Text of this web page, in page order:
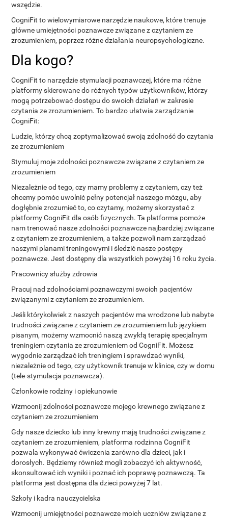
wszędzie.
CogniFit to wielowymiarowe narzędzie naukowe, które trenuje
główne umiejętności poznawcze związane z czytaniem ze
zrozumieniem, poprzez różne działania neuropsychologiczne.
Dla kogo?
CogniFit to narzędzie stymulacji poznawczej, które ma różne
platformy skierowane do różnych typów użytkowników, którzy
mogą potrzebować dostępu do swoich działań w zakresie
czytania ze zrozumieniem. To bardzo ułatwia zarządzanie
CogniFit:
Ludzie, którzy chcą zoptymalizować swoją zdolność do czytania
ze zrozumieniem
Stymuluj moje zdolności poznawcze związane z czytaniem ze
zrozumieniem
Niezależnie od tego, czy mamy problemy z czytaniem, czy też
chcemy pomóc uwolnić pełny potencjał naszego mózgu, aby
dogłębnie zrozumieć to, co czytamy, możemy skorzystać z
platformy CogniFit dla osób fizycznych. Ta platforma pomoże
nam trenować nasze zdolności poznawcze najbardziej związane
z czytaniem ze zrozumieniem, a także pozwoli nam zarządzać
naszymi planami treningowymi i śledzić nasze postępy
poznawcze. Jest dostępny dla wszystkich powyżej 16 roku życia.
Pracownicy służby zdrowia
Pracuj nad zdolnościami poznawczymi swoich pacjentów
związanymi z czytaniem ze zrozumieniem.
Jeśli którykolwiek z naszych pacjentów ma wrodzone lub nabyte
trudności związane z czytaniem ze zrozumieniem lub językiem
pisanym, możemy wzmocnić naszą zwykłą terapię specjalnym
treningiem czytania ze zrozumieniem od CogniFit. Możesz
wygodnie zarządzać ich treningiem i sprawdzać wyniki,
niezależnie od tego, czy użytkownik trenuje w klinice, czy w domu
(tele-stymulacja poznawcza).
Członkowie rodziny i opiekunowie
Wzmocnij zdolności poznawcze mojego krewnego związane z
czytaniem ze zrozumieniem
Gdy nasze dziecko lub inny krewny mają trudności związane z
czytaniem ze zrozumieniem, platforma rodzinna CogniFit
pozwala wykonywać ćwiczenia zarówno dla dzieci, jak i
dorosłych. Będziemy również mogli zobaczyć ich aktywność,
skonsultować ich wyniki i poznać ich poprawę poznawczą. Ta
platforma jest dostępna dla dzieci powyżej 7 lat.
Szkoły i kadra nauczycielska
Wzmocnij umiejętności poznawcze moich uczniów związane z